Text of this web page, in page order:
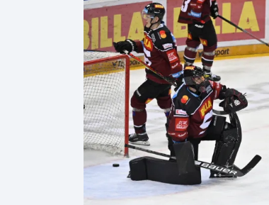
Curling
Dostihy
Florbal
Futsal
Golf